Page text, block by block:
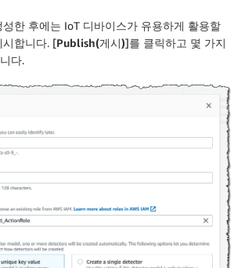
한 후에는 IoT 디바이스가 유용하게 활용할
시합니다. [Publish(게시)]를 클릭하고 몇 가지
다.